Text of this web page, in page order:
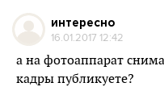
интересно
16.01.2017 12:42
а на фотоаппарат
кадры публикуете?